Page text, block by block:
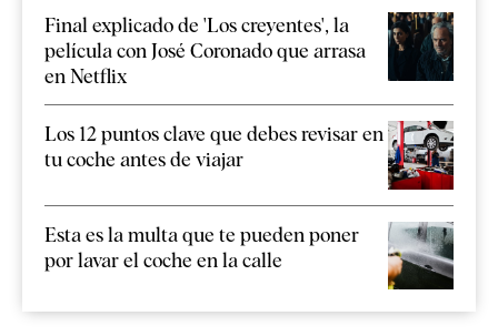
Final explicado de 'Los creyentes', la
película con José Coronado que arrasa
en Netflix
Los 12 puntos clave que debes revisar en
tu coche antes de viajar
Esta es la multa que te pueden poner
por lavar el coche en la calle